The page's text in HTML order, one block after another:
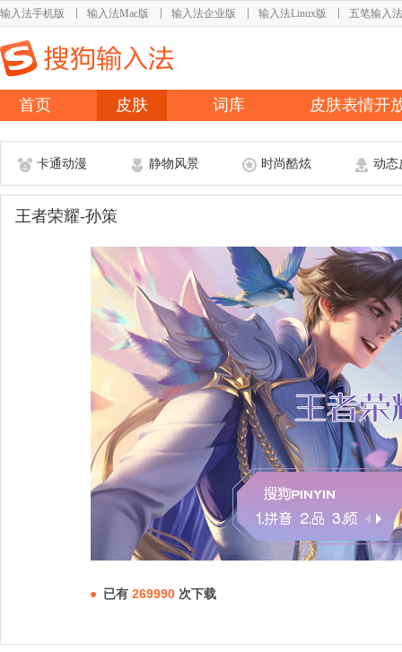
输入法手机版 输入法Mac版 输入法企业版 输入法Linux版 五笔输入法
首页 皮肤 词库 皮肤表情开
卡通动漫 静物风景 时尚酷炫 动态
王者荣耀-孙策
已有 269990 次下载